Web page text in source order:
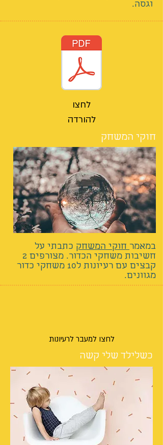
וגסה.
לחצו
להורדה
חוקי המשחק
במאמרחוקי המשחק כתבתי על
חשיבות משחקי הכדור. מצורפים 2
קבצים עם רעיונות ל10 משחקי כדור
מגוונים.
לחצו למעבר לרעיונות
כשלילד שלי קשה